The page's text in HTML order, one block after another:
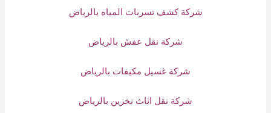
شركة كشف تسربات المياه بالرياض
شركة نقل عفش بالرياض
شركة غسيل مكيفات بالرياض
شركة نقل اثاث تخزين بالرياض